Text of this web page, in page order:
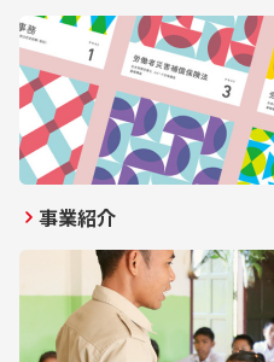
事業紹介